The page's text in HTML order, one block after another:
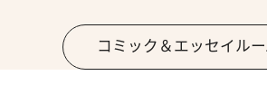
コミック＆エッセイル